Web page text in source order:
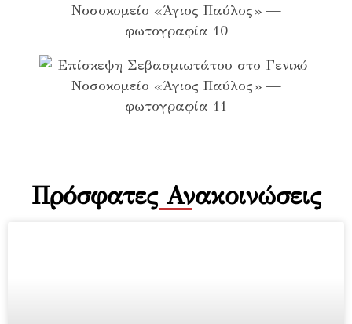
Πρόσφατες Ανακοινώσεις